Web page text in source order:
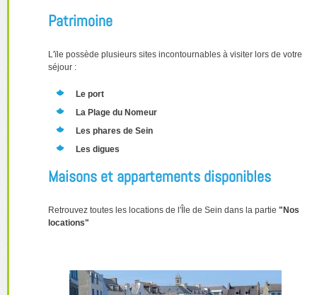
Patrimoine
L'ïle possède plusieurs sites incontournables à visiter lors de votre
séjour :
Le port
La Plage du Nomeur
Les phares de Sein
Les digues
Maisons et appartements disponibles
Retrouvez toutes les locations de l'Île de Sein dans la partie "Nos
locations"